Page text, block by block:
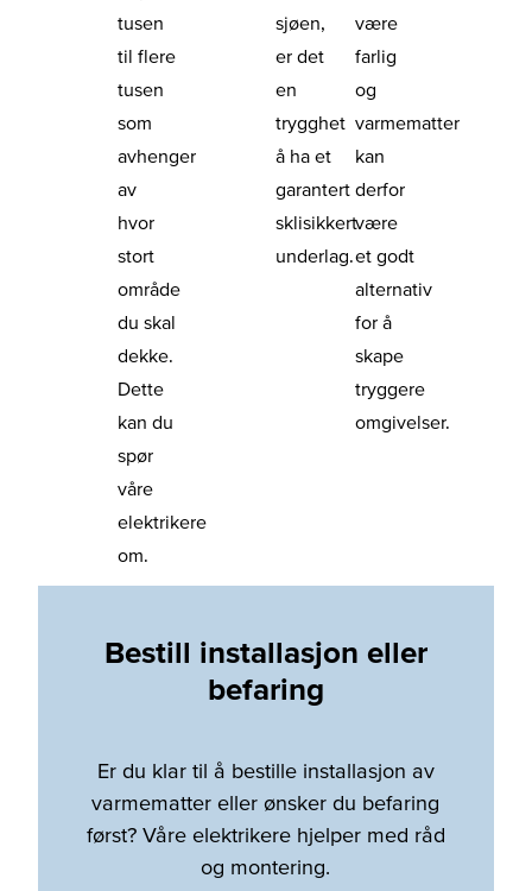
tusen
til flere
tusen
som
avhenger
av
hvor
stort
område
du skal
dekke.
Dette
kan du
spør
våre
elektrikere
om.
sjøen,
er det
en
trygghet
å ha et
garantert
sklisikkert
underlag.
være
farlig
og
varmematter
kan
derfor
være
et godt
alternativ
for å
skape
tryggere
omgivelser.
Bestill installasjon eller
befaring
Er du klar til å bestille installasjon av
varmematter eller ønsker du befaring
først? Våre elektrikere hjelper med råd
og montering.